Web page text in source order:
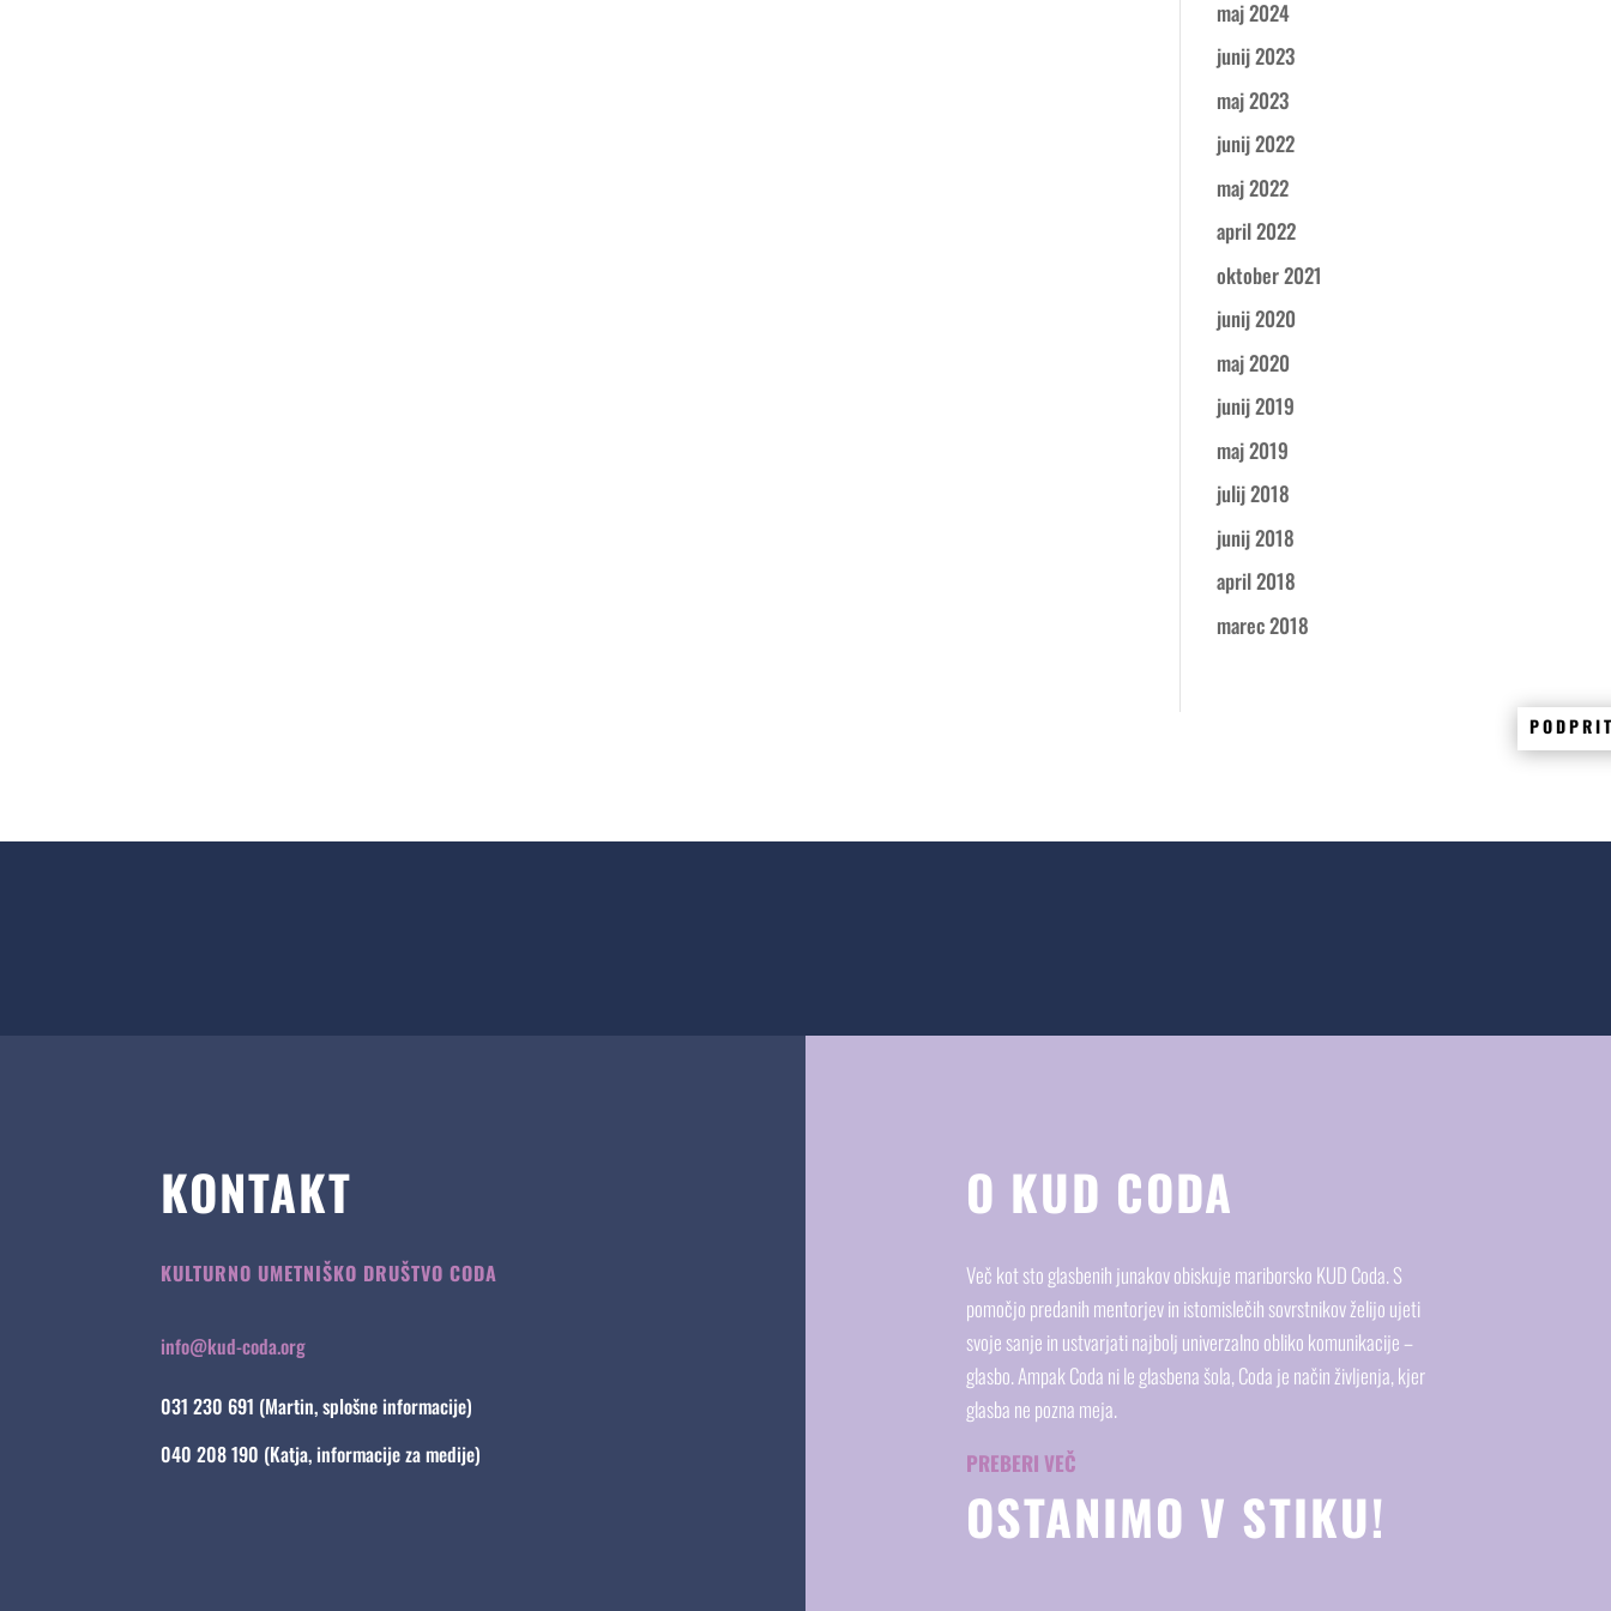
maj 2024
junij 2023
maj 2023
junij 2022
maj 2022
april 2022
oktober 2021
junij 2020
maj 2020
junij 2019
maj 2019
julij 2018
junij 2018
april 2018
marec 2018
KONTAKT
KULTURNO UMETNIŠKO DRUŠTVO CODA
info@kud-coda.org
031 230 691 (Martin, splošne informacije)
040 208 190 (Katja, informacije za medije)
O KUD CODA
Več kot sto glasbenih junakov obiskuje mariborsko KUD Coda. S
pomočjo predanih mentorjev in istomislečih sovrstnikov želijo ujeti
svoje sanje in ustvarjati najbolj univerzalno obliko komunikacije –
glasbo. Ampak Coda ni le glasbena šola, Coda je način življenja, kjer
glasba ne pozna meja.
PREBERI VEČ
OSTANIMO V STIKU!